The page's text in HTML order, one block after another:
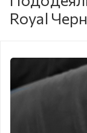
Royal